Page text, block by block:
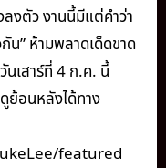
ลงตัว งานนี้มีแต่คำว่า
น” ห้ามพลาดเด็ดขาด
เสาร์ที่ 4 ก.ค. นี้
อนหลังได้ทาง
featured